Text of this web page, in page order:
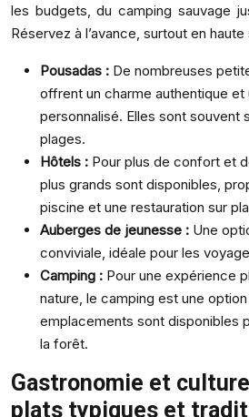
les budgets, du camping sauvage
Réservez à l’avance, surtout en haute
Pousadas : De nombreuses
offrent un charme authentique et
personnalisé. Elles sont souvent
plages.
Hôtels : Pour plus de confort et
plus grands sont disponibles,
piscine et une restauration sur
Auberges de jeunesse : Une
conviviale, idéale pour les
Camping : Pour une expérience
nature, le camping est une
emplacements sont disponibles
la forêt.
Gastronomie et
plats typiques et